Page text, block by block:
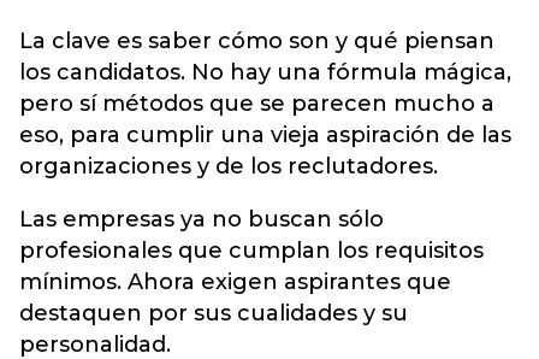
La clave es saber cómo son y qué piensan
los candidatos. No hay una fórmula mágica,
pero sí métodos que se parecen mucho a
eso, para cumplir una vieja aspiración de las
organizaciones y de los reclutadores.
Las empresas ya no buscan sólo
profesionales que cumplan los requisitos
mínimos. Ahora exigen aspirantes que
destaquen por sus cualidades y su
personalidad.